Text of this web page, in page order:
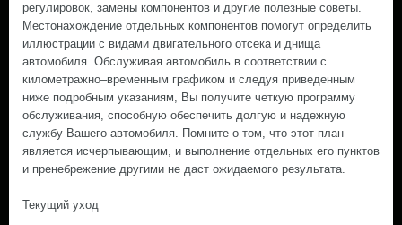
регулировок, замены компонентов и другие полезные советы.
Местонахождение отдельных компонентов помогут определить
иллюстрации с видами двигательного отсека и днища
автомобиля. Обслуживая автомобиль в соответствии с
километражно–временным графиком и следуя приведенным
ниже подробным указаниям, Вы получите четкую программу
обслуживания, способную обеспечить долгую и надежную
службу Вашего автомобиля. Помните о том, что этот план
является исчерпывающим, и выполнение отдельных его пунктов
и пренебрежение другими не даст ожидаемого результата.
Текущий уход